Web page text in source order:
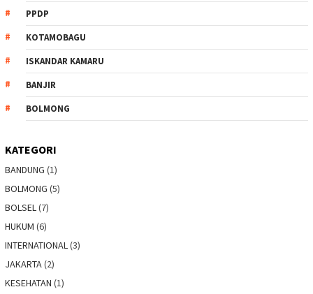
PPDP
KOTAMOBAGU
ISKANDAR KAMARU
BANJIR
BOLMONG
KATEGORI
BANDUNG (1)
BOLMONG (5)
BOLSEL (7)
HUKUM (6)
INTERNATIONAL (3)
JAKARTA (2)
KESEHATAN (1)